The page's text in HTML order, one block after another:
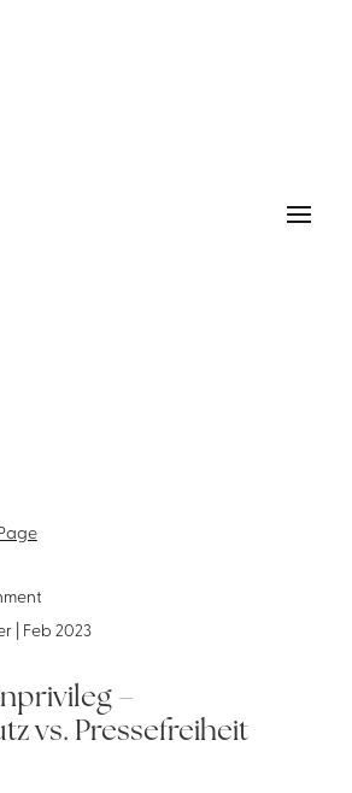
| Feb 2023
–
vs. Pressefreiheit